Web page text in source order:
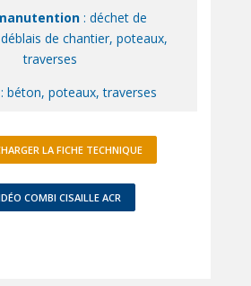
: déchet de
de chantier, poteaux,
traverses
: béton, poteaux, traverses
LA FICHE TECHNIQUE
COMBI CISAILLE ACR